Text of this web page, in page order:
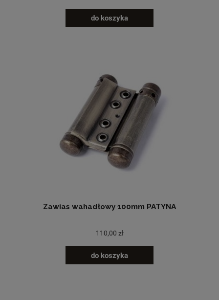
do koszyka
Zawias wahadłowy 100mm PATYNA
110,00 zł
do koszyka